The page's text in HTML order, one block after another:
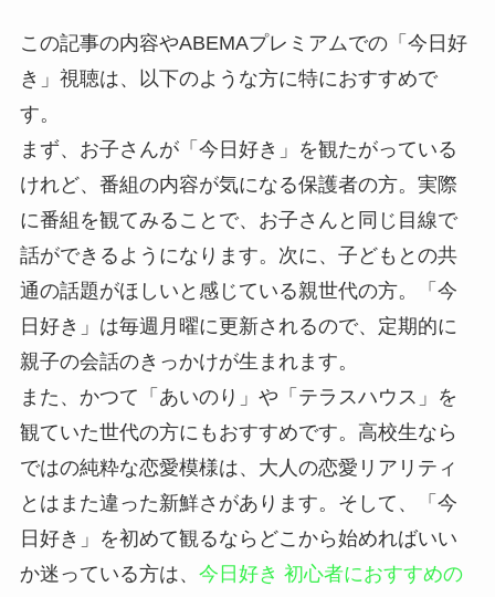
この記事の内容やABEMAプレミアムでの「今日好
き」視聴は、以下のような方に特におすすめで
す。
まず、お子さんが「今日好き」を観たがっている
けれど、番組の内容が気になる保護者の方。実際
に番組を観てみることで、お子さんと同じ目線で
話ができるようになります。次に、子どもとの共
通の話題がほしいと感じている親世代の方。「今
日好き」は毎週月曜に更新されるので、定期的に
親子の会話のきっかけが生まれます。
また、かつて「あいのり」や「テラスハウス」を
観ていた世代の方にもおすすめです。高校生なら
ではの純粋な恋愛模様は、大人の恋愛リアリティ
とはまた違った新鮮さがあります。そして、「今
日好き」を初めて観るならどこから始めればいい
か迷っている方は、 今日好き 初心者におすすめの